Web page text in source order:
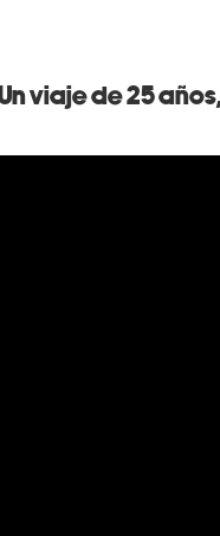
viaje de 25